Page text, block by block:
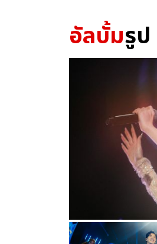
อัลบั้มรูป